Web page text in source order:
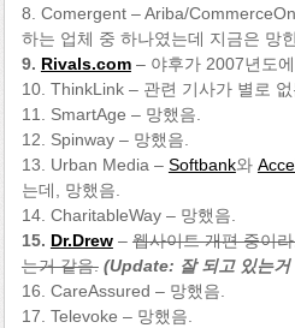
8. Comergent – Ariba/
하는 업체 중 하나였는데 지금은 망
9. Rivals.com– 야후가 2007년도
10. ThinkLink – 관련 기사가 별로
11. SmartAge – 망했음.
12. Spinway – 망했음.
13. Urban Media – Softbank와
는데, 망했음.
14. CharitableWay – 망했음.
15. Dr.Drew– 웹사이트 개편 중이
는거 같음. (Update: 잘 되고 있는거
16. CareAssured – 망했음.
17. Televoke – 망했음.